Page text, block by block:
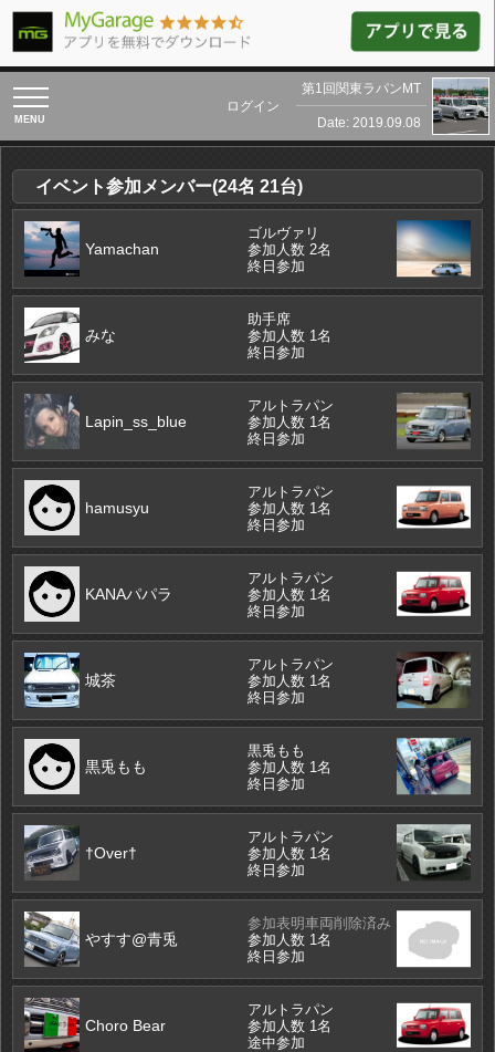
toggle
navigation
ログイン
第1回関東ラパンMT
Date: 2019.09.08
イベント参加メンバー(24名 21台)
Yamachan
ゴルヴァリ
参加人数 2名
終日参加
みな
助手席
参加人数 1名
終日参加
Lapin_ss_blue
アルトラパン
参加人数 1名
終日参加
hamusyu
アルトラパン
参加人数 1名
終日参加
KANAパパラ
アルトラパン
参加人数 1名
終日参加
城茶
アルトラパン
参加人数 1名
終日参加
黒兎もも
黒兎もも
参加人数 1名
終日参加
†Over†
アルトラパン
参加人数 1名
終日参加
やすす@青兎
参加表明車両削除済み
参加人数 1名
終日参加
Choro Bear
アルトラパン
参加人数 1名
途中参加